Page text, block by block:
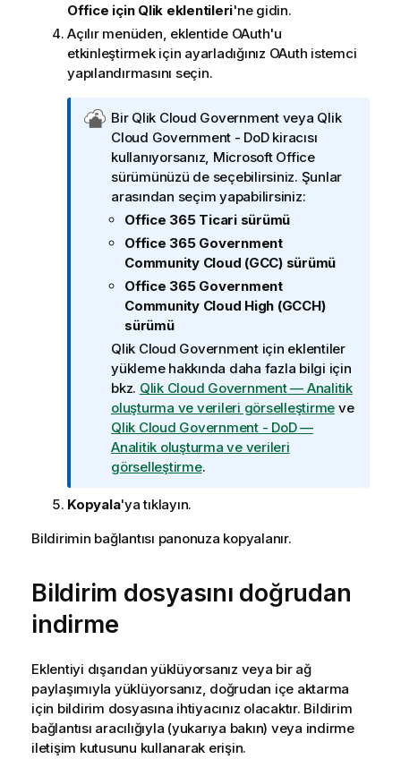
Office için Qlik eklentileri'ne gidin.
Açılır menüden, eklentide OAuth'u
etkinleştirmek için ayarladığınız OAuth istemci
yapılandırmasını seçin.
Q
l
i
k
C
l
Y
e
t
i
m
i
n
o
u
Bir Qlik Cloud Governmentveya Qlik
Cloud Government - DoDkiracısı
kullanıyorsanız, Microsoft Office
sürümünüzü de seçebilirsiniz. Şunlar
arasından seçim yapabilirsiniz:
Office 365 Ticari sürümü
Office 365 Government
Community Cloud (GCC) sürümü
Office 365 Government
Community Cloud High (GCCH)
sürümü
Qlik Cloud Governmentiçin eklentiler
yükleme hakkında daha fazla bilgi için
bkz. Qlik Cloud Government— Analitik
oluşturma ve verileri görselleştirme ve
Qlik Cloud Government - DoD—
Analitik oluşturma ve verileri
görselleştirme.
Kopyala'ya tıklayın.
Bildirimin bağlantısı panonuza kopyalanır.
Bildirim dosyasını doğrudan
indirme
Eklentiyi dışarıdan yüklüyorsanız veya bir ağ
paylaşımıyla yüklüyorsanız, doğrudan içe aktarma
için bildirim dosyasına ihtiyacınız olacaktır. Bildirim
bağlantısı aracılığıyla (yukarıya bakın) veya indirme
iletişim kutusunu kullanarak erişin.